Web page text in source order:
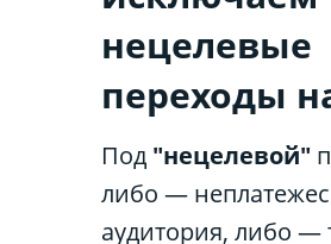
нецелевые
переходы
Под "нецелевой"
либо —
аудитория, либо —